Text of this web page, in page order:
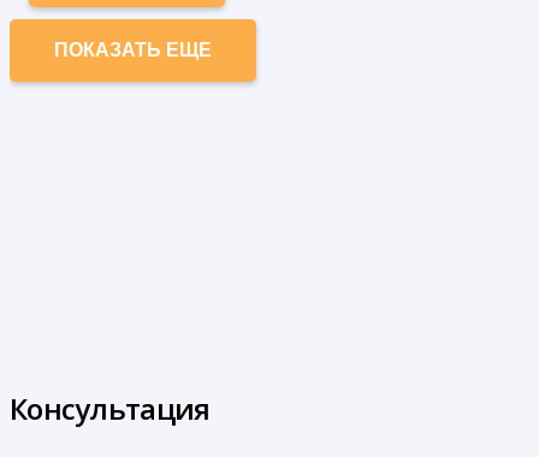
ПОКАЗАТЬ ЕЩЕ
Консультация